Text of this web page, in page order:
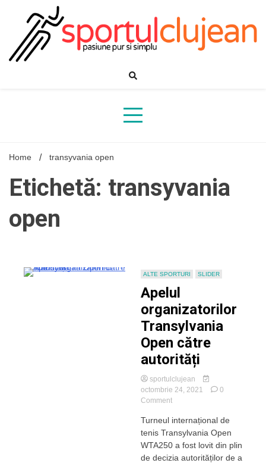
Home transyvania open
Etichetă: transyvania
open
ALTE SPORTURI SLIDER
Apelul
organizatorilor
Transylvania
Open către
autorități
sportulclujean
octombrie 24, 2021
0
Commenton
organizatorilor
Transylvania
Open
către
Turneul internațional de
tenis Transylvania Open
WTA250 a fost lovit din plin
de decizia autorităților de a